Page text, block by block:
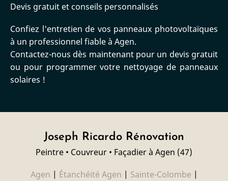
Devis gratuit et conseils personnalisés
Confiez l'entretien de vos panneaux photovoltaïques
à un professionnel fiable à Agen.
Contactez-nous dès maintenant pour un devis gratuit
ou pour programmer votre nettoyage de panneaux
solaires !
Joseph Ricardo Rénovation
Peintre • Couvreur • Façadier à Agen (47)
Agen | Étanchéité Agen | Sainte-Colombe |